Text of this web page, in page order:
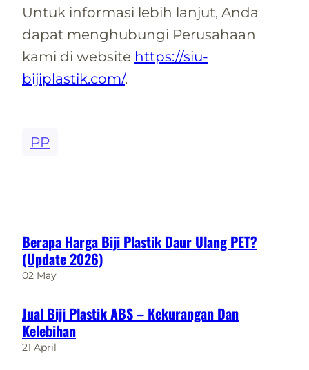
Untuk informasi lebih lanjut, Anda
dapat menghubungi Perusahaan
kami di website https://siu-
bijiplastik.com/.
PP
Berapa Harga Biji Plastik Daur Ulang PET?
(Update 2026)
02 May
Jual Biji Plastik ABS – Kekurangan Dan
Kelebihan
21 April